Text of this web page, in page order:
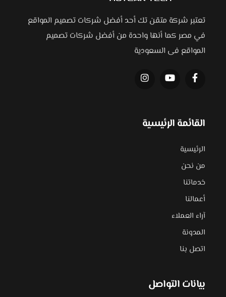
تعتبر شركة متقن تك أحد أفضل شركات تصميم المواقع
في مصر كما أنها واحدة من أفضل شركات تصميم
المواقع فى السعودية
القائمة الرئيسية
الرئيسية
من نحن
خدماتنا
أعمالنا
آراء العملاء
المدونة
اتصل بنا
بيانات التواصل